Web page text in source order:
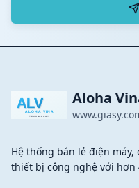
Aloha
Hệ thống bán lẻ điện
thiết bị công nghệ với hơn